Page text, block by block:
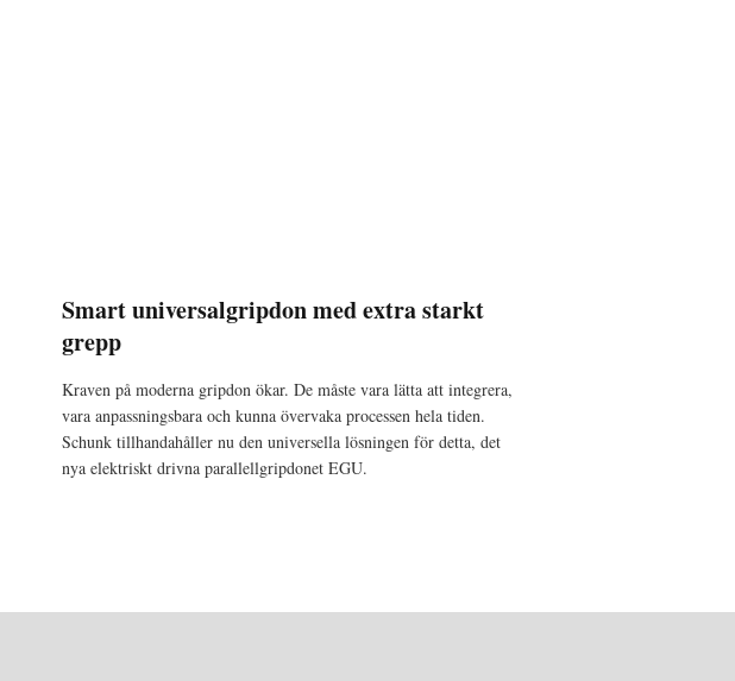
Smart universalgripdon med extra starkt
grepp
Kraven på moderna gripdon ökar. De måste vara lätta att integrera,
vara anpassningsbara och kunna övervaka processen hela tiden.
Schunk tillhandahåller nu den universella lösningen för detta, det
nya elektriskt drivna parallellgripdonet EGU.